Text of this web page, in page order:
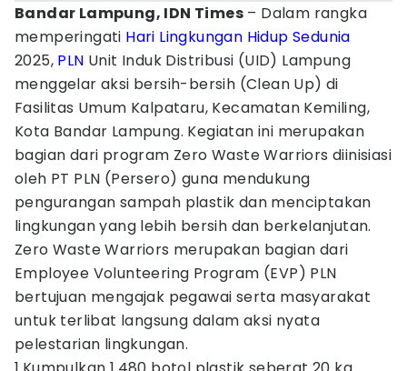
Bandar Lampung, IDN Times – Dalam rangka
memperingati Hari Lingkungan Hidup Sedunia
2025, PLN Unit Induk Distribusi (UID) Lampung
menggelar aksi bersih-bersih (Clean Up) di
Fasilitas Umum Kalpataru, Kecamatan Kemiling,
Kota Bandar Lampung. Kegiatan ini merupakan
bagian dari program Zero Waste Warriors diinisiasi
oleh PT PLN (Persero) guna mendukung
pengurangan sampah plastik dan menciptakan
lingkungan yang lebih bersih dan berkelanjutan.
Zero Waste Warriors merupakan bagian dari
Employee Volunteering Program (EVP) PLN
bertujuan mengajak pegawai serta masyarakat
untuk terlibat langsung dalam aksi nyata
pelestarian lingkungan.